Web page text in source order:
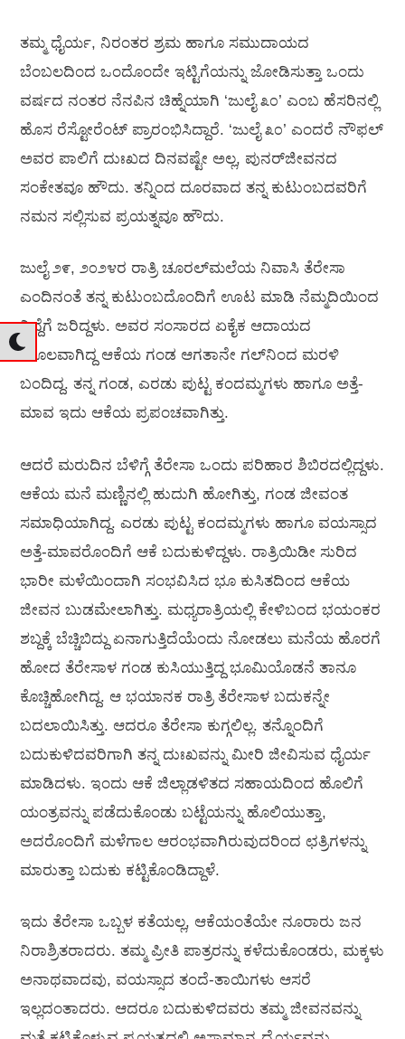
ತಮ್ಮ ಧೈರ್ಯ, ನಿರಂತರ ಶ್ರಮ ಹಾಗೂ ಸಮುದಾಯದ
ಬೆಂಬಲದಿಂದ ಒಂದೊಂದೇ ಇಟ್ಟಿಗೆಯನ್ನು ಜೋಡಿಸುತ್ತಾ ಒಂದು
ವರ್ಷದ ನಂತರ ನೆನಪಿನ ಚಿಹ್ನೆಯಾಗಿ ‘ಜುಲೈ ೩೦’ ಎಂಬ ಹೆಸರಿನಲ್ಲಿ
ಹೊಸ ರೆಸ್ಟೋರೆಂಟ್ ಪ್ರಾರಂಭಿಸಿದ್ದಾರೆ. ‘ಜುಲೈ ೩೦’ ಎಂದರೆ ನೌಫಲ್
ಅವರ ಪಾಲಿಗೆ ದುಃಖದ ದಿನವಷ್ಟೇ ಅಲ್ಲ, ಪುನರ್‌ಜೀವನದ
ಸಂಕೇತವೂ ಹೌದು. ತನ್ನಿಂದ ದೂರವಾದ ತನ್ನ ಕುಟುಂಬದವರಿಗೆ
ನಮನ ಸಲ್ಲಿಸುವ ಪ್ರಯತ್ನವೂ ಹೌದು.
ಜುಲೈ ೨೯, ೨೦೨೪ರ ರಾತ್ರಿ ಚೂರಲ್‌ಮಲೆಯ ನಿವಾಸಿ ತೆರೇಸಾ
ಎಂದಿನಂತೆ ತನ್ನ ಕುಟುಂಬದೊಂದಿಗೆ ಊಟ ಮಾಡಿ ನೆಮ್ಮದಿಯಿಂದ
ನಿದ್ದೆಗೆ ಜರಿದ್ದಳು. ಅವರ ಸಂಸಾರದ ಏಕೈಕ ಆದಾಯದ
ಮೂಲವಾಗಿದ್ದ ಆಕೆಯ ಗಂಡ ಆಗತಾನೇ ಗಲ್‌ನಿಂದ ಮರಳಿ
ಬಂದಿದ್ದ. ತನ್ನ ಗಂಡ, ಎರಡು ಪುಟ್ಟ ಕಂದಮ್ಮಗಳು ಹಾಗೂ ಅತ್ತೆ-
ಮಾವ ಇದು ಆಕೆಯ ಪ್ರಪಂಚವಾಗಿತ್ತು.
ಆದರೆ ಮರುದಿನ ಬೆಳಿಗ್ಗೆ ತೆರೇಸಾ ಒಂದು ಪರಿಹಾರ ಶಿಬಿರದಲ್ಲಿದ್ದಳು.
ಆಕೆಯ ಮನೆ ಮಣ್ಣಿನಲ್ಲಿ ಹುದುಗಿ ಹೋಗಿತ್ತು, ಗಂಡ ಜೀವಂತ
ಸಮಾಧಿಯಾಗಿದ್ದ. ಎರಡು ಪುಟ್ಟ ಕಂದಮ್ಮಗಳು ಹಾಗೂ ವಯಸ್ಸಾದ
ಅತ್ತೆ-ಮಾವರೊಂದಿಗೆ ಆಕೆ ಬದುಕುಳಿದ್ದಳು. ರಾತ್ರಿಯಿಡೀ ಸುರಿದ
ಭಾರೀ ಮಳೆಯಿಂದಾಗಿ ಸಂಭವಿಸಿದ ಭೂ ಕುಸಿತದಿಂದ ಆಕೆಯ
ಜೀವನ ಬುಡಮೇಲಾಗಿತ್ತು. ಮಧ್ಯರಾತ್ರಿಯಲ್ಲಿ ಕೇಳಿಬಂದ ಭಯಂಕರ
ಶಬ್ದಕ್ಕೆ ಬೆಚ್ಚಿಬಿದ್ದು ಏನಾಗುತ್ತಿದೆಯೆಂದು ನೋಡಲು ಮನೆಯ ಹೊರಗೆ
ಹೋದ ತೆರೇಸಾಳ ಗಂಡ ಕುಸಿಯುತ್ತಿದ್ದ ಭೂಮಿಯೊಡನೆ ತಾನೂ
ಕೊಚ್ಚಿಹೋಗಿದ್ದ. ಆ ಭಯಾನಕ ರಾತ್ರಿ ತೆರೇಸಾಳ ಬದುಕನ್ನೇ
ಬದಲಾಯಿಸಿತ್ತು. ಆದರೂ ತೆರೇಸಾ ಕುಗ್ಗಲಿಲ್ಲ. ತನ್ನೊಂದಿಗೆ
ಬದುಕುಳಿದವರಿಗಾಗಿ ತನ್ನ ದುಃಖವನ್ನು ಮೀರಿ ಜೀವಿಸುವ ಧೈರ್ಯ
ಮಾಡಿದಳು. ಇಂದು ಆಕೆ ಜಿಲ್ಲಾಡಳಿತದ ಸಹಾಯದಿಂದ ಹೊಲಿಗೆ
ಯಂತ್ರವನ್ನು ಪಡೆದುಕೊಂಡು ಬಟ್ಟೆಯನ್ನು ಹೊಲಿಯುತ್ತಾ,
ಅದರೊಂದಿಗೆ ಮಳೆಗಾಲ ಆರಂಭವಾಗಿರುವುದರಿಂದ ಛತ್ರಿಗಳನ್ನು
ಮಾರುತ್ತಾ ಬದುಕು ಕಟ್ಟಿಕೊಂಡಿದ್ದಾಳೆ.
ಇದು ತೆರೇಸಾ ಒಬ್ಬಳ ಕತೆಯಲ್ಲ, ಆಕೆಯಂತೆಯೇ ನೂರಾರು ಜನ
ನಿರಾಶ್ರಿತರಾದರು. ತಮ್ಮ ಪ್ರೀತಿ ಪಾತ್ರರನ್ನು ಕಳೆದುಕೊಂಡರು, ಮಕ್ಕಳು
ಅನಾಥವಾದವು, ವಯಸ್ಸಾದ ತಂದೆ-ತಾಯಿಗಳು ಆಸರೆ
ಇಲ್ಲದಂತಾದರು. ಆದರೂ ಬದುಕುಳಿದವರು ತಮ್ಮ ಜೀವನವನ್ನು